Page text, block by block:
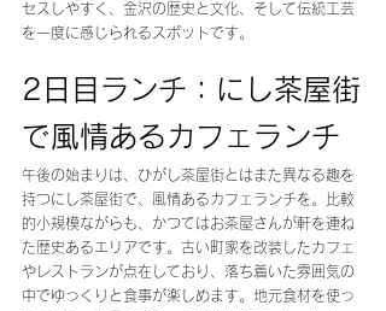
セスしやすく、金沢の歴史と文化、そして伝統工芸
を一度に感じられるスポットです。
2日目ランチ：にし茶屋街
で風情あるカフェランチ
午後の始まりは、ひがし茶屋街とはまた異なる趣を
持つにし茶屋街で、風情あるカフェランチを。比較
的小規模ながらも、かつてはお茶屋さんが軒を連ね
た歴史あるエリアです。古い町家を改装したカフェ
やレストランが点在しており、落ち着いた雰囲気の
中でゆっくりと食事が楽しめます。地元食材を使っ